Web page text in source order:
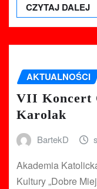
CZYTAJ DALEJ
AKTUALNOŚCI
VII Koncert
Karolak
BartekD
Akademia
Kultury „Dobre